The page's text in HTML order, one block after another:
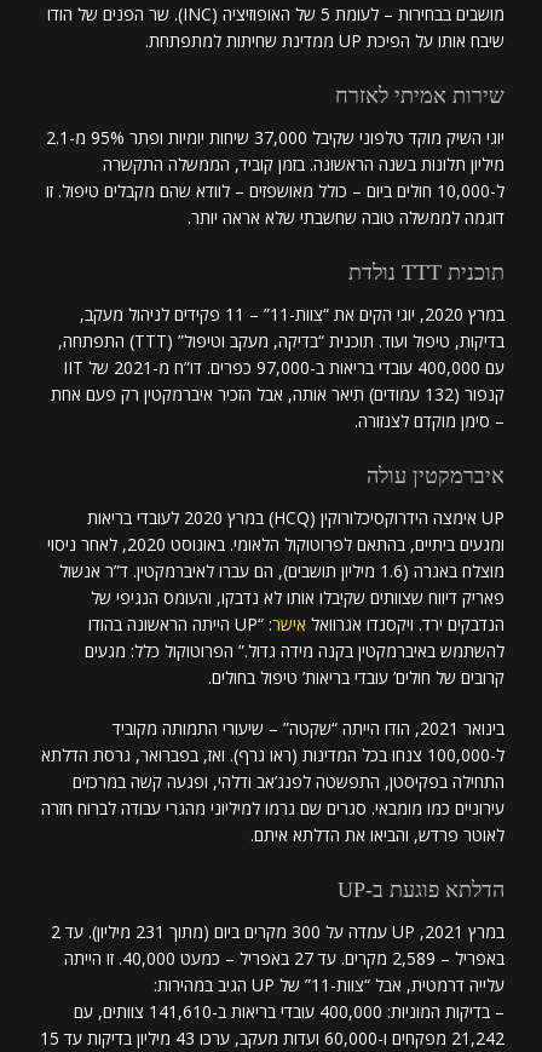
מושבים בבחירות – לעומת 5 של האופוזיציה (INC). שר הפנים של הודו
שיבח אותו על הפיכת UP ממדינת שחיתות למתפתחת.
שירות אמיתי לאזרח
יוגי השיק מוקד טלפוני שקיבל 37,000 שיחות יומיות ופתר 95% מ-2.1
מיליון תלונות בשנה הראשונה. בזמן קוביד, הממשלה התקשרה
ל-10,000 חולים ביום – כולל מאושפזים – לוודא שהם מקבלים טיפול. זו
דוגמה לממשלה טובה שחשבתי שלא אראה יותר.
תוכנית TTT נולדת
במרץ 2020, יוגי הקים את “צוות-11” – 11 פקידים לניהול מעקב,
בדיקות, טיפול ועוד. תוכנית “בדיקה, מעקב וטיפול” (TTT) התפתחה,
עם 400,000 עובדי בריאות ב-97,000 כפרים. דו”ח מ-2021 של IIT
קנפור (132 עמודים) תיאר אותה, אבל הזכיר איברמקטין רק פעם אחת
– סימן מוקדם לצנזורה.
איברמקטין עולה
UP אימצה הידרוקסיכלורוקין (HCQ) במרץ 2020 לעובדי בריאות
ומגעים ביתיים, בהתאם לפרוטוקול הלאומי. באוגוסט 2020, לאחר ניסוי
מוצלח באגרה (1.6 מיליון תושבים), הם עברו לאיברמקטין. ד”ר אנשול
פאריק דיווח שצוותים שקיבלו אותו לא נדבקו, והעומס הנגיפי של
הנדבקים ירד. ויקסנדו אגרוואל אישר
: “UP הייתה הראשונה בהודו
להשתמש באיברמקטין בקנה מידה גדול.” הפרוטוקול כלל: מגעים
קרובים של חולים’ עובדי בריאות’ טיפול בחולים.
בינואר 2021, הודו הייתה “שקטה” – שיעורי התמותה מקוביד
ל-100,000 צנחו בכל המדינות (ראו גרף). ואז, בפברואר, גרסת הדלתא
התחילה בפקיסטן, התפשטה לפנג’אב ודלהי, ופגעה קשה במרכזים
עירוניים כמו מומבאי. סגרים שם גרמו למיליוני מהגרי עבודה לברוח חזרה
לאוטר פרדש, והביאו את הדלתא איתם.
הדלתא פוגעת ב-UP
במרץ 2021, UP עמדה על 300 מקרים ביום (מתוך 231 מיליון). עד 2
באפריל – 2,589 מקרים. עד 27 באפריל – כמעט 40,000. זו הייתה
עלייה דרמטית, אבל “צוות-11” של UP הגיב במהירות:
– בדיקות המוניות: 400,000 עובדי בריאות ב-141,610 צוותים, עם
21,242 מפקחים ו-60,000 ועדות מעקב, ערכו 43 מיליון בדיקות עד 15